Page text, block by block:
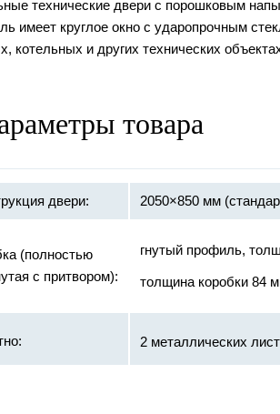
технические двери с порошковым
имеет круглое окно с ударопрочным
котельных и других технических
товара
двери: 2050×850 мм
(полностью
с притвором):
гнутый профиль,
толщина коробки 84
2 металлических